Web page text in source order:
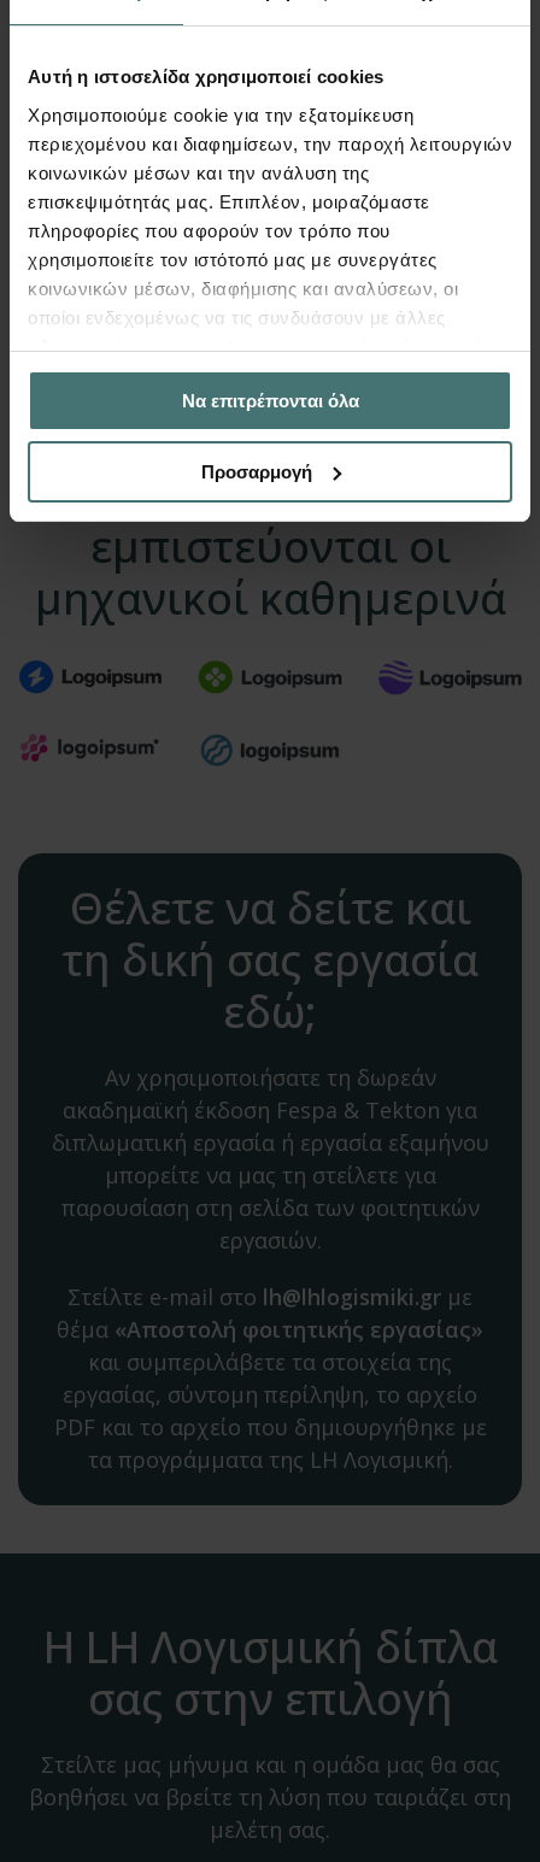
Αυτή η ιστοσελίδα χρησιμοποιεί cookies
Χρησιμοποιούμε cookie για την εξατομίκευση
περιεχομένου και διαφημίσεων, την παροχή λειτουργιών
κοινωνικών μέσων και την ανάλυση της
επισκεψιμότητάς μας. Επιπλέον, μοιραζόμαστε
πληροφορίες που αφορούν τον τρόπο που
χρησιμοποιείτε τον ιστότοπό μας με συνεργάτες
κοινωνικών μέσων, διαφήμισης και αναλύσεων, οι
οποίοι ενδεχομένως να τις συνδυάσουν με άλλες
πληροφορίες που τους έχετε παραχωρήσει ή τις οποίες
έχουν συλλέξει σε σχέση με την από μέρους σας χρήση
των υπηρεσιών τους.Να επιτρέπονται όλα
Προσαρμογή
Αντισεισμική ενίσχυση
πολυκατοικίας επί Pilotis με
μεταλλικά χωρικά πλαίσια
Lorem ipsum dolor sit amet conse ctetur adip
iscing elit justo quis odio sit sit ac port.
Περισσότερα
Το λογισμικό που
εμπιστεύονται οι
μηχανικοί καθημερινά
Θέλετε να δείτε και
τη δική σας εργασία
εδώ;
Αν χρησιμοποιήσατε τη δωρεάν
ακαδημαϊκή έκδοση Fespa & Tekton για
διπλωματική εργασία ή εργασία εξαμήνου
μπορείτε να μας τη στείλετε για
παρουσίαση στη σελίδα των φοιτητικών
εργασιών.
Στείλτε e-mail στο lh@lhlogismiki.gr με
θέμα «Αποστολή φοιτητικής εργασίας»
και συμπεριλάβετε τα στοιχεία της
εργασίας, σύντομη περίληψη, το αρχείο
PDF και το αρχείο που δημιουργήθηκε με
τα προγράμματα της LH Λογισμική.
Η LH Λογισμική δίπλα
σας στην επιλογή
Στείλτε μας μήνυμα και η ομάδα μας θα σας
βοηθήσει να βρείτε τη λύση που ταιριάζει στη
μελέτη σας.